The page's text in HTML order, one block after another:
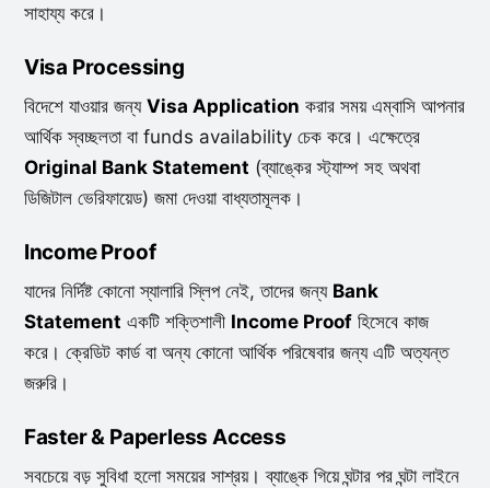
সাহায্য করে।
Visa Processing
বিদেশে যাওয়ার জন্য Visa Application করার সময় এম্বাসি আপনার
আর্থিক স্বচ্ছলতা বা funds availability চেক করে। এক্ষেত্রে
Original Bank Statement (ব্যাঙ্কের স্ট্যাম্প সহ অথবা
ডিজিটাল ভেরিফায়েড) জমা দেওয়া বাধ্যতামূলক।
Income Proof
যাদের নির্দিষ্ট কোনো স্যালারি স্লিপ নেই, তাদের জন্য Bank
Statement একটি শক্তিশালী Income Proofহিসেবে কাজ
করে। ক্রেডিট কার্ড বা অন্য কোনো আর্থিক পরিষেবার জন্য এটি অত্যন্ত
জরুরি।
Faster & Paperless Access
সবচেয়ে বড় সুবিধা হলো সময়ের সাশ্রয়। ব্যাঙ্কে গিয়ে ঘন্টার পর ঘন্টা লাইনে